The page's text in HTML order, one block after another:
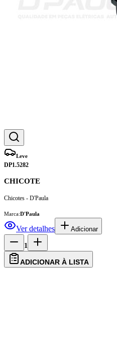
Leve
DP1.5282
CHICOTE
Chicotes - D'Paula
Marca:D'Paula
Ver detalhes Adicionar
1
ADICIONAR À LISTA